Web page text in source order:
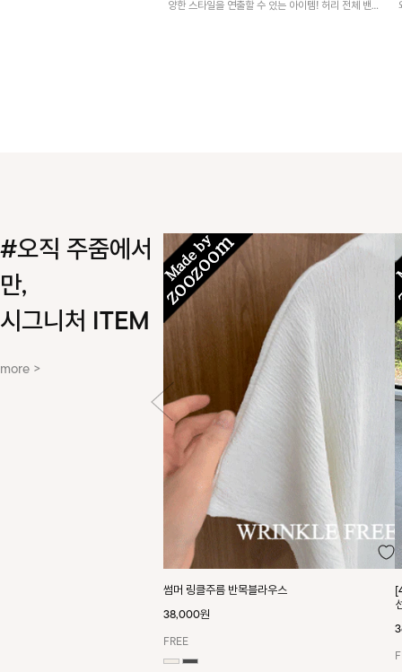
양한 스타일을 연출할 수 있는 아이템! 허리 전체 밴딩
#오직 주줌에서
만,
시그니처 ITEM
more >
썸머 링클주름 반목블라우스
38,000원
FREE